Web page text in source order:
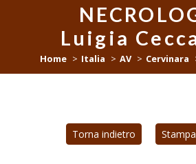
Luigia
Home Italia AV Cervinara
Torna indietro